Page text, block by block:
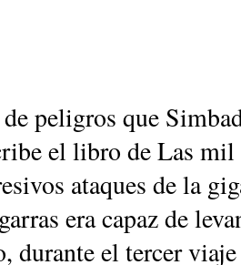
peligros que
el libro de Las mil
ataques de la
era capaz de
durante el tercer